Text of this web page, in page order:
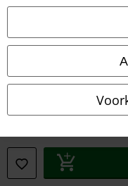
Alle prijzen incl.wettelijke
© 1986-2026 Large
Onze online shops
EMP France
EMP Deutschland